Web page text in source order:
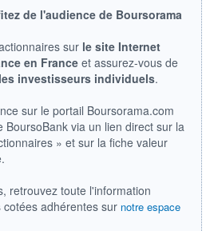
LIMITE À LA
PER ESTIMÉ
2026
-
de l'audience de Boursorama
sur le site Internet
en France et assurez-vous de
investisseurs individuels.
sur le portail Boursorama.com
BoursoBank via un lien direct sur la
» et sur la fiche valeur
retrouvez toute l'information
adhérentes sur notre espace